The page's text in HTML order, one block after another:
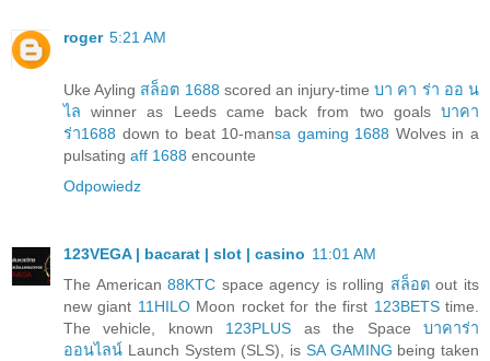
roger 5:21 AM
Uke Ayling สล็อต 1688 scored an injury-timeบา คา ร่า ออ น
ไล winner as Leeds came back from two goals บาคา
ร่า1688 down to beat 10-mansa gaming 1688 Wolves in a
pulsating aff 1688 encounte
Odpowiedz
123VEGA | bacarat | slot | casino 11:01 AM
The American88KTC space agency is rolling สล็อตout its
new giant 11HILOMoon rocket for the first 123BETStime.
The vehicle, known 123PLUS as the Spaceบาคาร่า
ออนไลน์ Launch System (SLS), is SA GAMING being taken